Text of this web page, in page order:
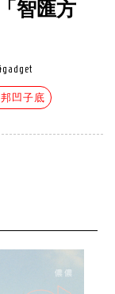
智匯方
凹子底